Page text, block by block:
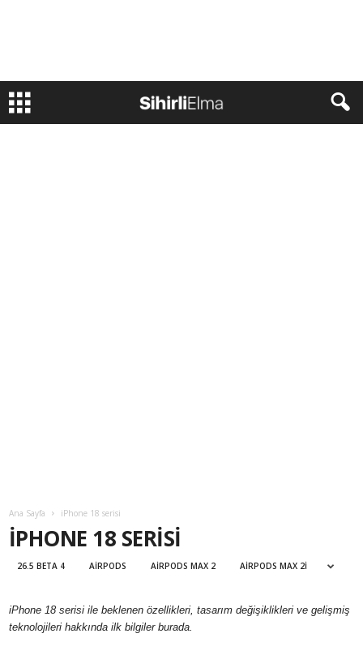
Ana Sayfa iPhone 18 serisi
IPHONE 18 SERISI
26.5 BETA 4 AIRPODS AIRPODS MAX 2 AIRPODS MAX 2I
iPhone 18 serisi ile beklenen özellikleri, tasarım değişiklikleri ve gelişmiş
teknolojileri hakkında ilk bilgiler burada.